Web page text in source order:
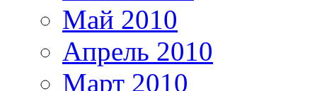
Май 2010
Апрель 2010
Март 2010